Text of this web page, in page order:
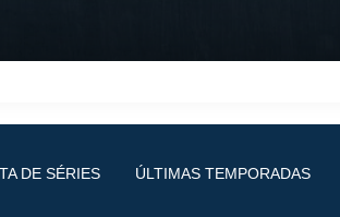
DE SÉRIES ÚLTIMAS TEMPORADAS